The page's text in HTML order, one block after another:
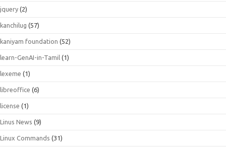
jquery (2)
kanchilug (57)
kaniyam foundation (52)
learn-GenAI-in-Tamil (1)
lexeme (1)
libreoffice (6)
license (1)
Linus News (9)
Linux Commands (31)